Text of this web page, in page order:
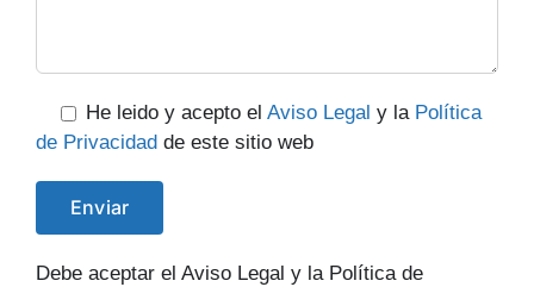
He leido y acepto el Aviso Legal y la Política
de Privacidad de este sitio web
Debe aceptar el Aviso Legal y la Política de